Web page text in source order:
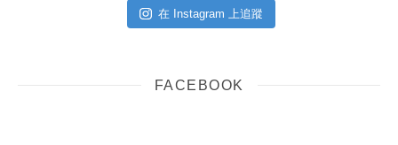
在 Instagram 上追蹤
FACEBOOK